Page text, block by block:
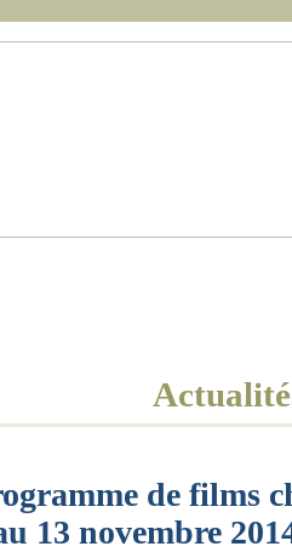
de films
13 novembre